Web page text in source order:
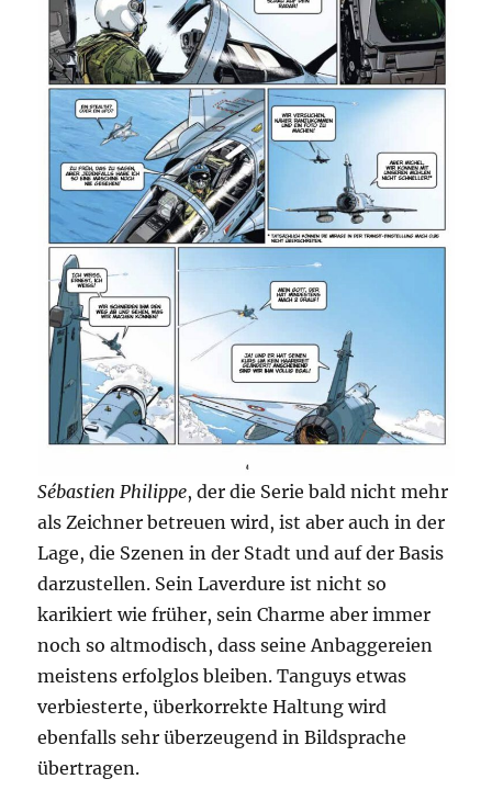
Sébastien Philippe, der die Serie bald nicht mehr
als Zeichner betreuen wird, ist aber auch in der
Lage, die Szenen in der Stadt und auf der Basis
darzustellen. Sein Laverdure ist nicht so
karikiert wie früher, sein Charme aber immer
noch so altmodisch, dass seine Anbaggereien
meistens erfolglos bleiben. Tanguys etwas
verbiesterte, überkorrekte Haltung wird
ebenfalls sehr überzeugend in Bildsprache
übertragen.